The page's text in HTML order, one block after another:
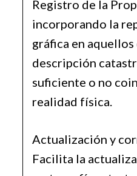
Registro de la
incorporando la
gráfica en aquellos
descripción
suficiente o no
realidad física.
Actualización y
Facilita la